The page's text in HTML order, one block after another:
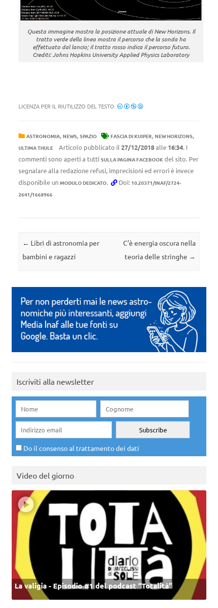
Questa immagine mostra la posizione attuale di New Horizons. Il
tratto verde della linea mostra il percorso che la sonda ha
effettuato dal lancio; il tratto rosso indica il percorso futuro.
Crediti: Johns Hopkins University Applied Physics Laboratory
LICENZA PER IL RIUTILIZZO DEL TESTO:
ASTRONOMIA, NEWS, SPAZIO FASCIA DI KUIPER, NEW HORIZONS,
ULTIMA THULE Articolo pubblicato il 27/12/2018alle 16:34. I
commenti sono aperti a tutti SULLA PAGINA FACEBOOK del sito. Per
segnalare alla redazione refusi, imprecisioni ed errori è invece
disponibile un MODULO DEDICATO. Doi: 10.20371/INAF/2724-
2641/1668966
Navigazione articolo
← Libri di astronomia per
bambini e ragazzi
C’è energia oscura nella
teoria delle stringhe →
Iscriviti alla newsletter
Do il consenso al trattamento dei dati
Video del giorno
La valigia - Episodio #1 del podcast “Totalità”